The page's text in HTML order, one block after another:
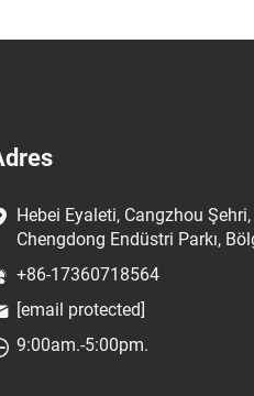
Hebei Eyaleti, Cangzhou
Chengdong Endüstri Parkı,
+86-17360718564
[email protected]
9:00am.-5:00pm.